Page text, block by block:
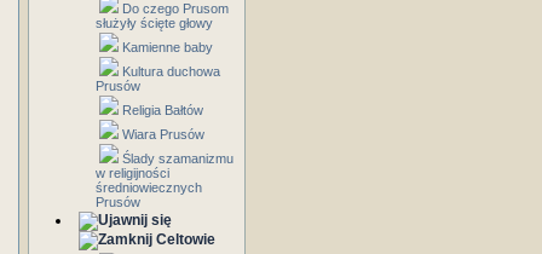
Do czego Prusom
służyły ścięte głowy
Kamienne baby
Kultura duchowa
Prusów
Religia Bałtów
Wiara Prusów
Ślady szamanizmu
w religijności
średniowiecznych
Prusów
Celtowie